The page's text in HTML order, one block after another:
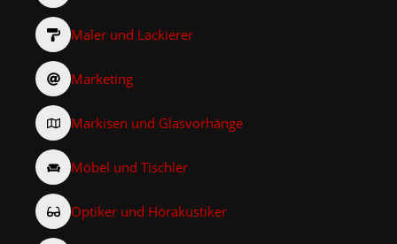
Maler und Lackierer
Marketing
Markisen und Glasvorhänge
Möbel und Tischler
Optiker und Hörakustiker